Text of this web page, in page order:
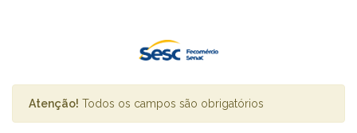
Atenção! Todos os campos são obrigatórios